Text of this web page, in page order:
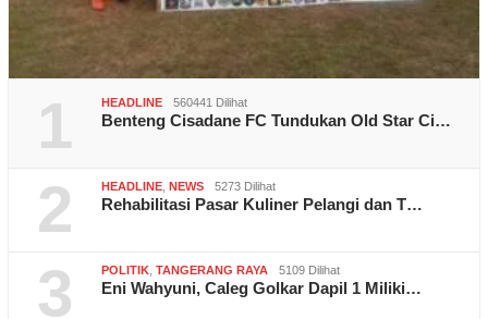
1 HEADLINE 560441 Dilihat
Benteng Cisadane FC Tundukan Old Star Ci…
2 HEADLINE NEWS 5273 Dilihat
Rehabilitasi Pasar Kuliner Pelangi dan T…
3 POLITIK TANGERANG RAYA 5109 Dilihat
Eni Wahyuni, Caleg Golkar Dapil 1 Miliki…